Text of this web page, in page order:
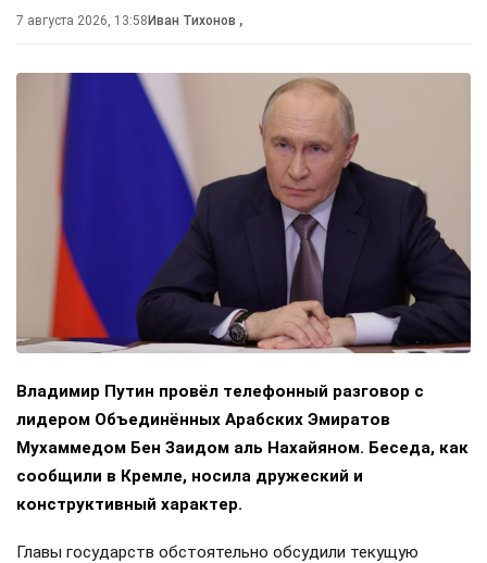
7 августа 2026, 13:58 Иван Тихонов ,
Владимир Путин провёл телефонный разговор с
лидером Объединённых Арабских Эмиратов
Мухаммедом Бен Заидом аль Нахайяном. Беседа, как
сообщили в Кремле, носила дружеский и
конструктивный характер.
Главы государств обстоятельно обсудили текущую